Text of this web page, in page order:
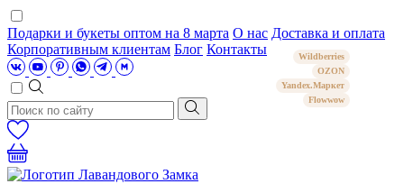
Подарки и букеты оптом на 8 марта О нас Доставка и оплата
Корпоративным клиентам Блог Контакты
Wildberries
OZON
Yandex.Маркет
Flowwow